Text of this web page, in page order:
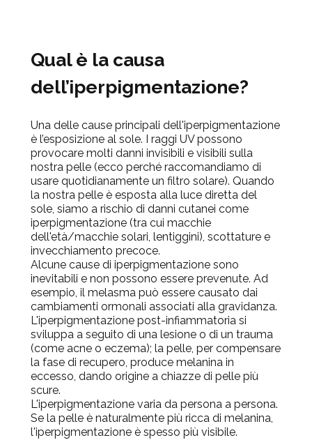
Qual è la causa
dell’iperpigmentazione?
Una delle cause principali dell'iperpigmentazione
è l’esposizione al sole. I raggi UV possono
provocare molti danni invisibili e visibili sulla
nostra pelle (ecco perché raccomandiamo di
usare quotidianamente un filtro solare). Quando
la nostra pelle è esposta alla luce diretta del
sole, siamo a rischio di danni cutanei come
iperpigmentazione (tra cui macchie
dell'età/macchie solari, lentiggini), scottature e
invecchiamento precoce.
Alcune cause di iperpigmentazione sono
inevitabili e non possono essere prevenute. Ad
esempio, il melasma può essere causato dai
cambiamenti ormonali associati alla gravidanza.
L'iperpigmentazione post-infiammatoria si
sviluppa a seguito di una lesione o di un trauma
(come acne o eczema); la pelle, per compensare
la fase di recupero, produce melanina in
eccesso, dando origine a chiazze di pelle più
scure.
L'iperpigmentazione varia da persona a persona.
Se la pelle è naturalmente più ricca di melanina,
l'iperpigmentazione è spesso più visibile.